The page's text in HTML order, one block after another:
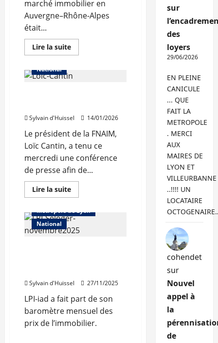
marché immobilier en
Auvergne–Rhône-Alpes
était...
Lire la suiteEn
savoir
Le
marché
la
hausse
Abonnés
Auvergne-Rhône-Alpes
Les prix
Lyon
National
Sylvain d'Huissel 14/01/2026
Le président de la FNAIM,
Loïc Cantin, a tenu ce
mercredi une conférence
de presse afin de...
Lire la suiteEn
savoir
Des
prix
en
2025
Abonnés
Auvergne-Rhône-Alpes
Les prix
Lyon
Métropole de Lyon
National
Sylvain d'Huissel 27/11/2025
LPI-iad a fait part de son
baromètre mensuel des
prix de l’immobilier.
sur
des
loyers
29/06/2026
EN PLEINE
CANICULE
... QUE
FAIT LA
METROPOLE
. MERCI
AUX
MAIRES DE
LYON ET
VILLEURBANNE
..!!!! UN
LOCATAIRE
cohendet
sur
Nouvel
appel à
la
de